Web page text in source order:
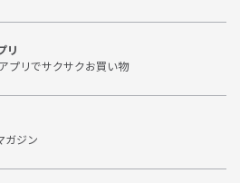
リ
プリでサクサクお買い物
ガジン